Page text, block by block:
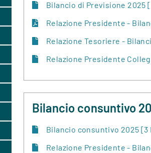
Bilancio di Previsione 2025
Relazione Presidente -
Relazione Tesoriere -
Relazione Presidente
Bilancio consuntivo
Bilancio consuntivo 2025 [3
Relazione Presidente -